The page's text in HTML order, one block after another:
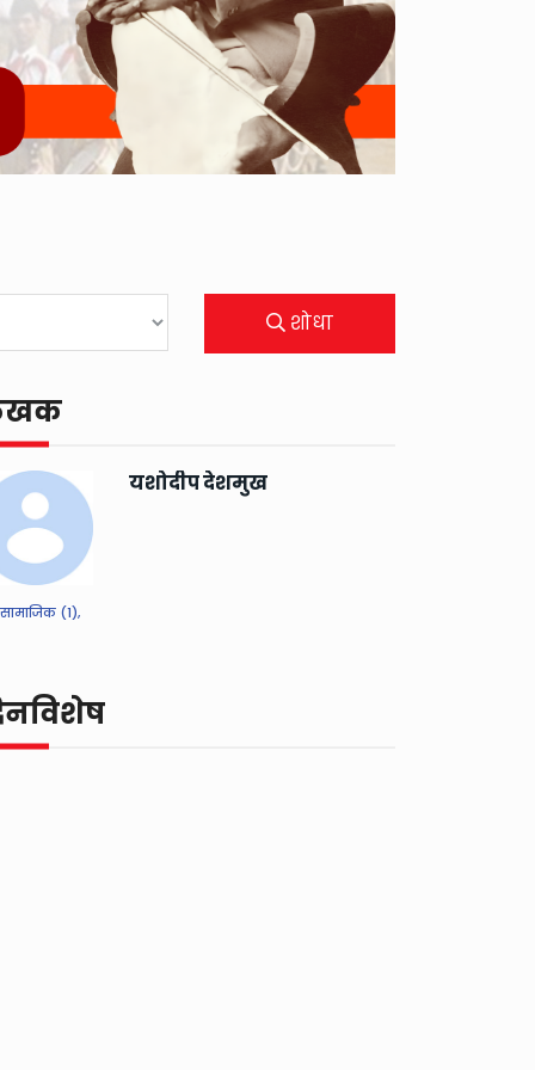
शोधा
यशोदीप देशमुख
सामाजिक (1),